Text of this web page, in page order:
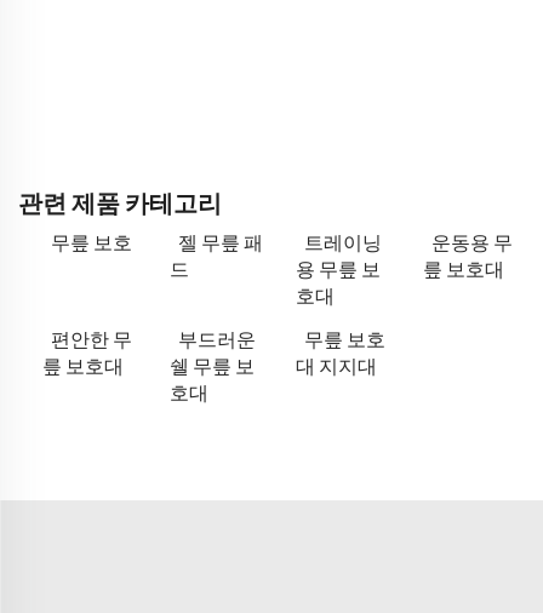
관련 제품 카테고리
무릎 보호
젤 무릎 패
드
트레이닝
용 무릎 보
호대
운동용 무
릎 보호대
편안한 무
릎 보호대
부드러운
쉘 무릎 보
호대
무릎 보호
대 지지대